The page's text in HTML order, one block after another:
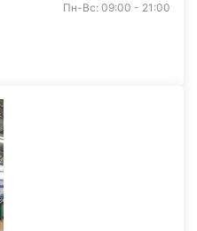
Пн-Вс: 09:00 - 21:00